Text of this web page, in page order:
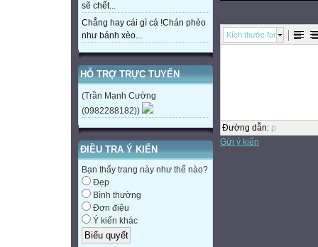
sẽ chết...
Chẳng hay cái gì cả !Chán phèo
như bánh xèo...
HỖ TRỢ TRỰC TUYẾN
(Trần Mạnh Cường
(0982288182))
ĐIỀU TRA Ý KIẾN
Bạn thấy trang này như thế nào?
Đẹp
Bình thường
Đơn điệu
Ý kiến khác
Kích thước font
Đường dẫn: p
Gửi ý kiến